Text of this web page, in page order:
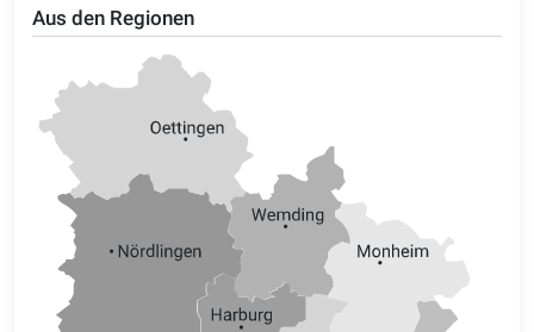
Aus den Regionen